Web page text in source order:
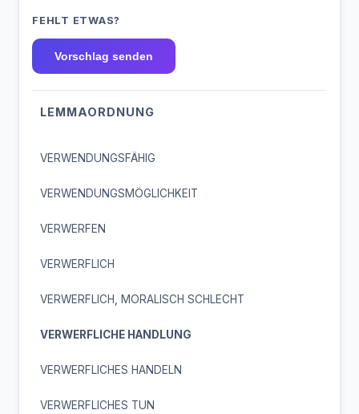
FEHLT ETWAS?
Vorschlag senden
LEMMAORDNUNG
VERWENDUNGSFÄHIG
VERWENDUNGSMÖGLICHKEIT
VERWERFEN
VERWERFLICH
VERWERFLICH, MORALISCH SCHLECHT
VERWERFLICHE HANDLUNG
VERWERFLICHES HANDELN
VERWERFLICHES TUN